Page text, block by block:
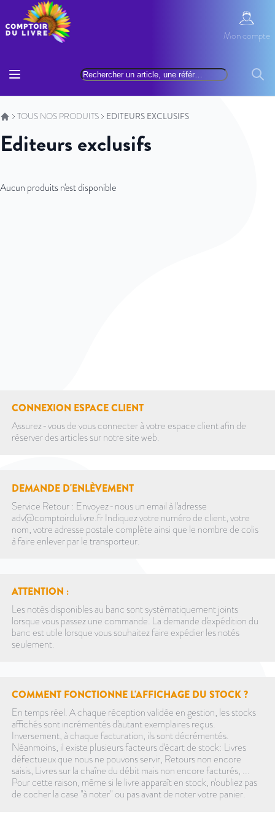
Allez au contenu
Rechercher
Mon
Mon compte
TOUS NOS PRODUITS EDITEURS EXCLUSIFS
Editeurs exclusifs
CONNEXION ESPACE CLIENT
Assurez-vous de vous connecter à votre espace client afin de
réserver des articles sur notre site web.
DEMANDE D'ENLÈVEMENT
Service Retour : Envoyez-nous un email à l'adresse
adv@comptoirdulivre.fr Indiquez votre numéro de client, votre
nom, votre adresse postale complète ainsi que le nombre de colis
à faire enlever par le transporteur.
ATTENTION :
Les notés disponibles au banc sont systématiquement joints
lorsque vous passez une commande. La demande d'expédition du
banc est utile lorsque vous souhaitez faire expédier les notés
seulement.
COMMENT FONCTIONNE L'AFFICHAGE DU STOCK ?
En temps réel. A chaque réception validée en gestion, les stocks
affichés sont incrémentés d'autant exemplaires reçus.
Inversement, à chaque facturation, ils sont décrémentés.
Néanmoins, il existe plusieurs facteurs d'écart de stock: Livres
défectueux que nous ne pouvons servir, Retours non encore
saisis, Livres sur la chaîne du débit mais non encore facturés, ...
Pour cette raison, même si le livre apparaît en stock, n'oubliez pas
de cocher la case "à noter" ou pas avant de noter votre panier.
Aucun produits n'est disponible